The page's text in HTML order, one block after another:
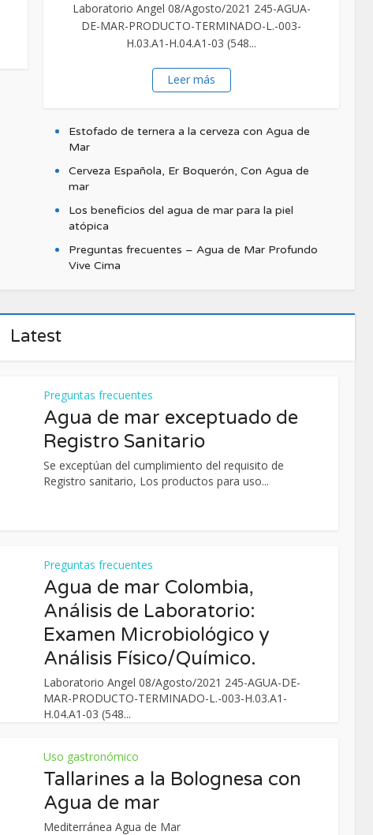
Características
agua de mar aporta
y
Laboratorio Angel 08/Agosto/2021 245-AGUA-
DE-MAR-PRODUCTO-TERMINADO-L.-003-
H.03.A1-H.04.A1-03 (548...
Leer más
Estofado de ternera a la cerveza con Agua de
Mar
Cerveza Española, Er Boquerón, Con Agua de
mar
Los beneficios del agua de mar para la piel
atópica
Preguntas frecuentes – Agua de Mar Profundo
Vive Cima
Latest
Preguntas frecuentes
Agua de mar exceptuado de
Registro Sanitario
Se exceptúan del cumplimiento del requisito de
Registro sanitario, Los productos para uso...
Preguntas frecuentes
Agua de mar Colombia,
Análisis de Laboratorio:
Examen Microbiológico y
Análisis Físico/Químico.
Laboratorio Angel 08/Agosto/2021 245-AGUA-DE-
MAR-PRODUCTO-TERMINADO-L.-003-H.03.A1-
H.04.A1-03 (548...
Uso gastronómico
Tallarines a la Bolognesa con
Agua de mar
Mediterránea Agua de Mar